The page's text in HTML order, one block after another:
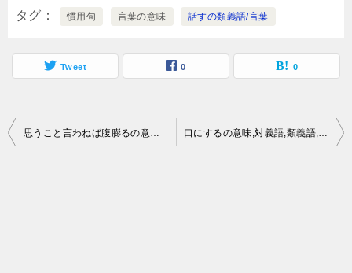
タグ 慣用句 言葉の意味 話すの類義語/言葉
Tweet 0 0
投
思うこと言わねば腹膨るの意味,類義語,慣用句,ことわざとは？ 口にするの意味,対義語,類義語,慣用句,ことわざとは？